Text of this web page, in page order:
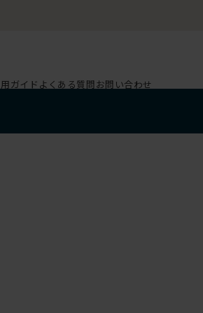
ガイド よくある質問お問い合わせ